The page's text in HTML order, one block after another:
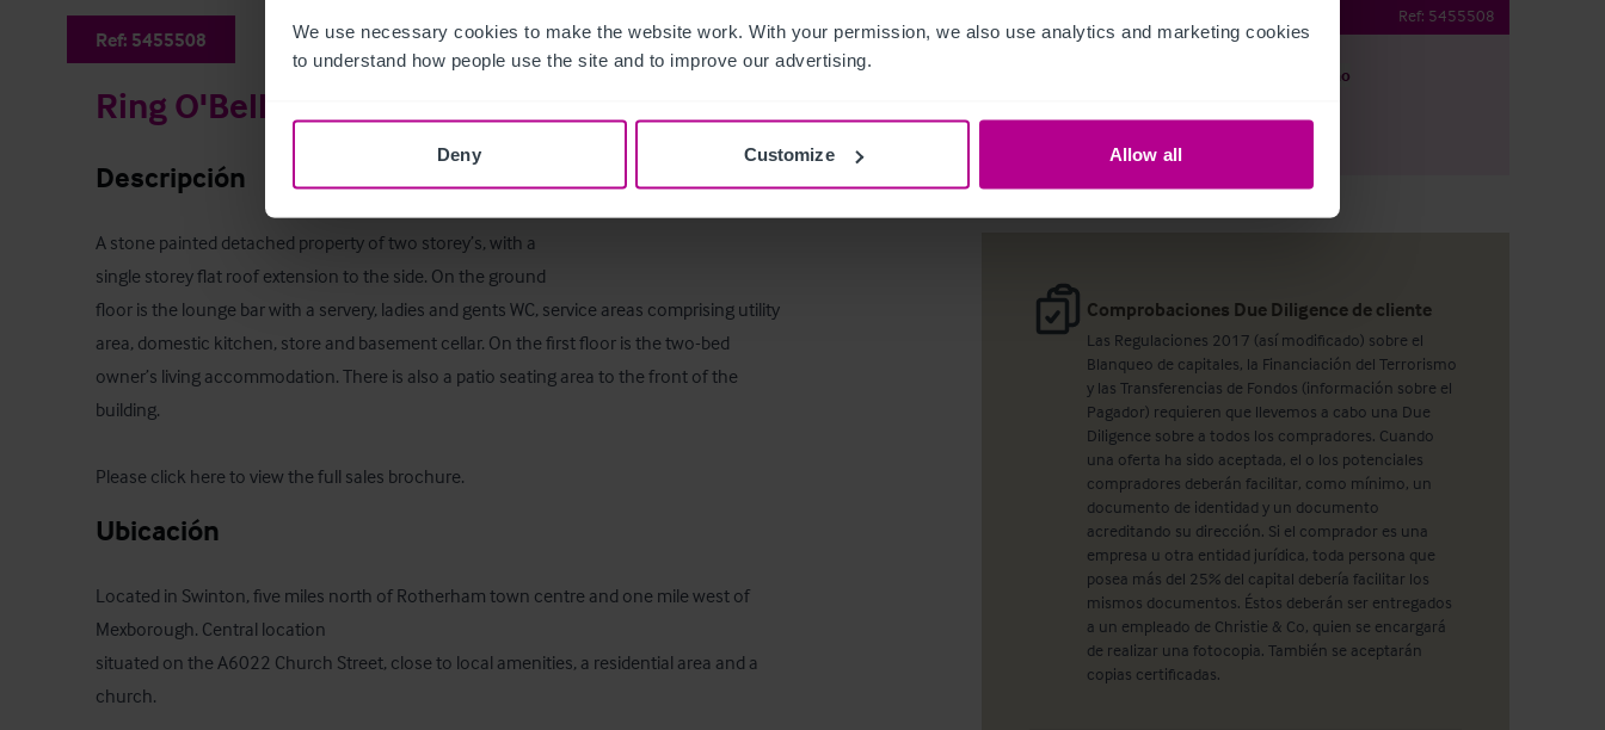
We use necessary cookies to make the website work. With your permission, we also use analytics and marketing cookies
to understand how people use the site and to improve our advertising.
Deny Customize Allow all
Ref: 5455508
Ring O'Bells
Descripción
A stone painted detached property of two storey’s, with a
single storey flat roof extension to the side. On the ground
floor is the lounge bar with a servery, ladies and gents WC, service areas comprising utility
area, domestic kitchen, store and basement cellar. On the first floor is the two-bed
owner’s living accommodation. There is also a patio seating area to the front of the
building.
Please click here to view the full sales brochure.
Ubicación
Located in Swinton, five miles north of Rotherham town centre and one mile west of
Mexborough. Central location
situated on the A6022 Church Street, close to local amenities, a residential area and a
church.
Ref: 5455508
Ver plano
Comprobaciones Due Diligence de cliente
Las Regulaciones 2017 (así modificado) sobre el
Blanqueo de capitales, la Financiación del Terrorismo
y las Transferencias de Fondos (información sobre el
Pagador) requieren que llevemos a cabo una Due
Diligence sobre a todos los compradores. Cuando
una oferta ha sido aceptada, el o los potenciales
compradores deberán facilitar, como mínimo, un
documento de identidad y un documento
acreditando su dirección. Si el comprador es una
empresa u otra entidad jurídica, toda persona que
posea más del 25% del capital debería facilitar los
mismos documentos. Éstos deberán ser entregados
a un empleado de Christie & Co, quien se encargará
de realizar una fotocopia. También se aceptarán
copias certificadas.